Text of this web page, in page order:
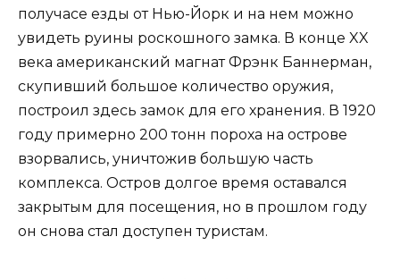
получасе езды от Нью-Йорк и на нем можно
увидеть руины роскошного замка. В конце XX
века американский магнат Фрэнк Баннерман,
скупивший большое количество оружия,
построил здесь замок для его хранения. В 1920
году примерно 200 тонн пороха на острове
взорвались, уничтожив большую часть
комплекса. Остров долгое время оставался
закрытым для посещения, но в прошлом году
он снова стал доступен туристам.